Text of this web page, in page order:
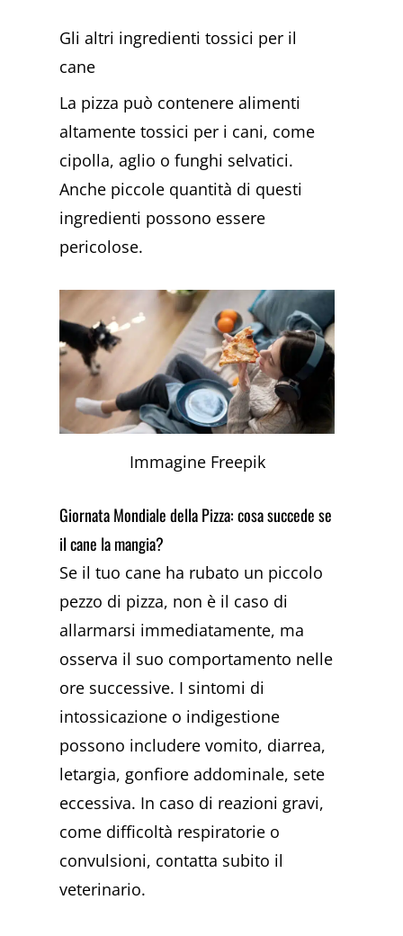
Gli altri ingredienti tossici per il
cane
La pizza può contenere alimenti
altamente tossici per i cani, come
cipolla, aglio o funghi selvatici.
Anche piccole quantità di questi
ingredienti possono essere
pericolose.
Immagine Freepik
Giornata Mondiale della Pizza: cosa succede se
il cane la mangia?
Se il tuo cane ha rubato un piccolo
pezzo di pizza, non è il caso di
allarmarsi immediatamente, ma
osserva il suo comportamento nelle
ore successive. I sintomi di
intossicazione o indigestione
possono includere vomito, diarrea,
letargia, gonfiore addominale, sete
eccessiva. In caso di reazioni gravi,
come difficoltà respiratorie o
convulsioni, contatta subito il
veterinario.